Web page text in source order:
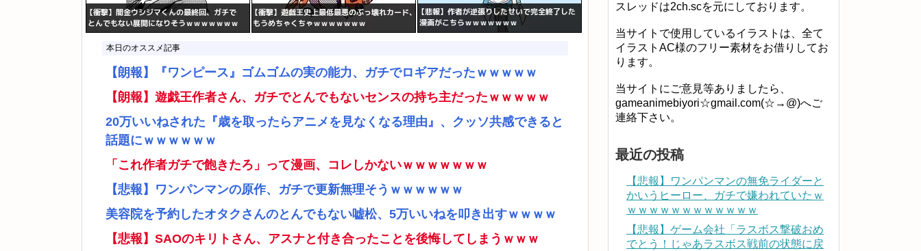
本日のオススメ記事
【朗報】『ワンピース』ゴムゴムの実の能力、ガチでロギアだったｗｗｗｗｗ
【朗報】遊戯王作者さん、ガチでとんでもないセンスの持ち主だったｗｗｗｗｗ
20万いいねされた『歳を取ったらアニメを見なくなる理由』、クッソ共感できると
話題にｗｗｗｗｗｗ
「これ作者ガチで飽きたろ」って漫画、コレしかないｗｗｗｗｗｗｗ
【悲報】ワンパンマンの原作、ガチで更新無理そうｗｗｗｗｗｗ
美容院を予約したオタクさんのとんでもない嘘松、5万いいねを叩き出すｗｗｗｗ
【悲報】SAOのキリトさん、アスナと付き合ったことを後悔してしまうｗｗｗ
スレッドは2ch.scを元にしております。
当サイトで使用しているイラストは、全て
イラストAC様のフリー素材をお借りしてお
ります。
当サイトにご意見等ありましたら、
gameanimebiyori☆gmail.com(☆→@)へご
連絡下さい。
最近の投稿
【悲報】ワンパンマンの無免ライダーと
かいうヒーロー、ガチで嫌われていたｗ
ｗｗｗｗｗｗｗｗｗｗｗｗ
【悲報】ゲーム会社「ラスボス撃破おめ
でとう！じゃあラスボス戦前の状態に戻